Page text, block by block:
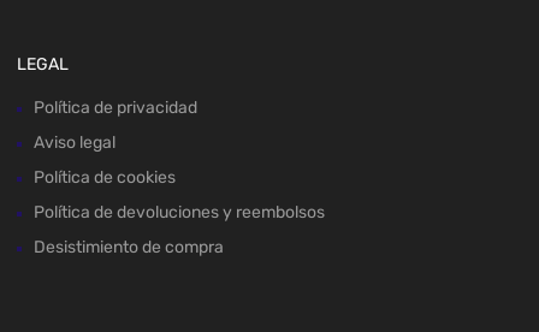
LEGAL
Política de privacidad
Aviso legal
Política de cookies
Política de devoluciones y reembolsos
Desistimiento de compra